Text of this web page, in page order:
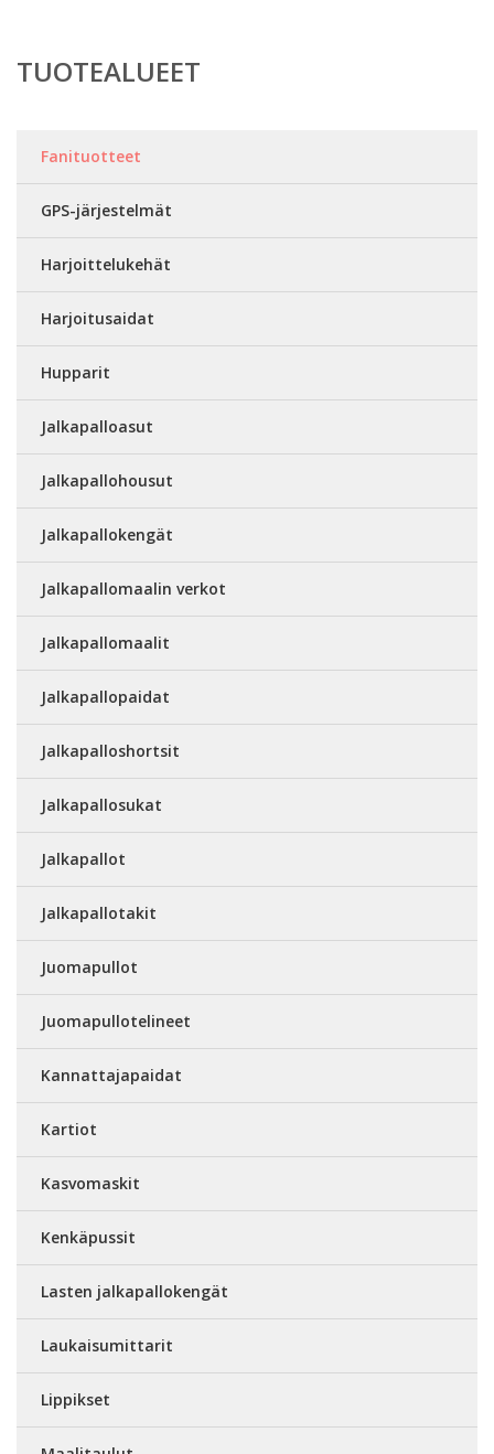
TUOTEALUEET
Fanituotteet
GPS-järjestelmät
Harjoittelukehät
Harjoitusaidat
Hupparit
Jalkapalloasut
Jalkapallohousut
Jalkapallokengät
Jalkapallomaalin verkot
Jalkapallomaalit
Jalkapallopaidat
Jalkapalloshortsit
Jalkapallosukat
Jalkapallot
Jalkapallotakit
Juomapullot
Juomapullotelineet
Kannattajapaidat
Kartiot
Kasvomaskit
Kenkäpussit
Lasten jalkapallokengät
Laukaisumittarit
Lippikset